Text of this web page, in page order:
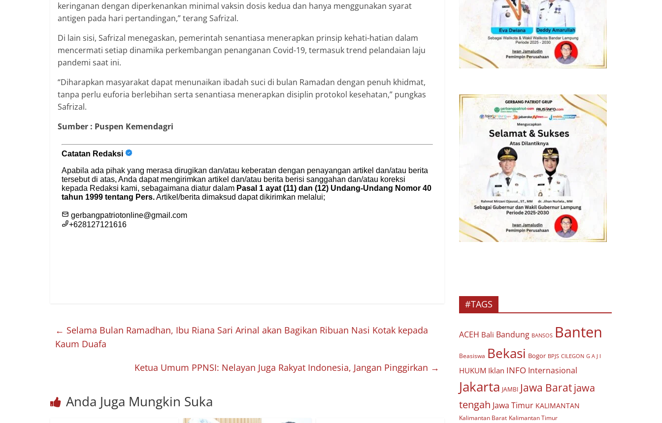
keringanan dengan diperkenankan minimal vaksin dosis kedua dan hanya menggunakan syarat
antigen pada hari pertandingan,” terang Safrizal.
Di lain sisi, Safrizal menegaskan, pemerintah senantiasa menerapkan prinsip kehati-hatian dalam
mencermati setiap dinamika perkembangan penanganan Covid-19, termasuk trend pelandaian laju
pandemi saat ini.
“Diharapkan masyarakat dapat menunaikan ibadah suci di bulan Ramadan dengan penuh khidmat,
tanpa perlu euforia berlebihan serta senantiasa menerapkan disiplin protokol kesehatan,” pungkas
Safrizal.
Sumber : Puspen Kemendagri
← Selama Bulan Ramadhan, Ibu Riana Sari Arinal akan Bagikan Ribuan Nasi Kotak kepada
Kaum Duafa
Ketua Umum PPNSI: Nelayan Juga Rakyat Indonesia, Jangan Pinggirkan →
Anda Juga Mungkin Suka
#TAGS
ACEH Bali Bandung BANSOS Banten
Beasiswa Bekasi Bogor BPJS CILEGON G A J I
HUKUM Iklan INFO Internasional
Jakarta JAMBI Jawa Baratjawa
tengah Jawa Timur KALIMANTAN
Kalimantan Barat Kalimantan Timur